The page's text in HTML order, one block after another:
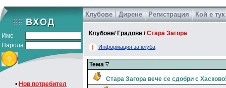
Games
Име
Парола
• Нов потребител
Клубове Дирене Регистрация Кой е тук
Клубове/ Градове /Стара Загора
Информация за клуба
Тема
Стара Загора вече се сдобри с